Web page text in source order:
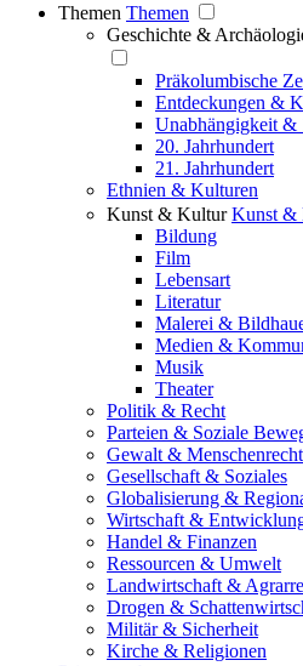
Themen Themen
Geschichte &
Präkolumbische
Entdeckungen &
Unabhängigkeit &
20. Jahrhundert
21. Jahrhundert
Ethnien & Kulturen
Kunst & Kultur Kunst &
Bildung
Film
Lebensart
Literatur
Malerei &
Medien &
Musik
Theater
Politik & Recht
Parteien & Soziale
Gewalt &
Gesellschaft & Soziales
Globalisierung &
Wirtschaft &
Handel & Finanzen
Ressourcen & Umwelt
Landwirtschaft &
Drogen &
Militär & Sicherheit
Kirche & Religionen